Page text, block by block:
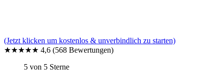
(Jetzt klicken um kostenlos & unverbindlich zu starten)
★★★★★ 4,6 (568 Bewertungen)
5 von 5 Sterne